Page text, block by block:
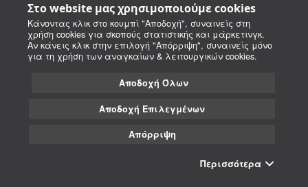
Στο website μας χρησιμοποιούμε cookies
Κάνοντας κλικ στο κουμπί "Αποδοχή", συναινείς στη
χρήση cookies για σκοπούς στατιστικής και μάρκετινγκ.
Αν κάνεις κλικ στην επιλογή "Απόρριψη", συναινείς μόνο
για τη χρήση των αναγκαίων & λειτουργικών cookies.
Αποδοχή Όλων
Αποδοχή Επιλεγμένων
Απόρριψη
Περισσότερα